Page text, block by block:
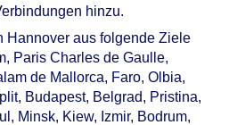
hinzu.
Hannover aus folgende Ziele
Paris Charles de Gaulle,
de Mallorca, Faro, Olbia,
Budapest, Belgrad, Pristina,
Minsk, Kiew, Izmir, Bodrum,